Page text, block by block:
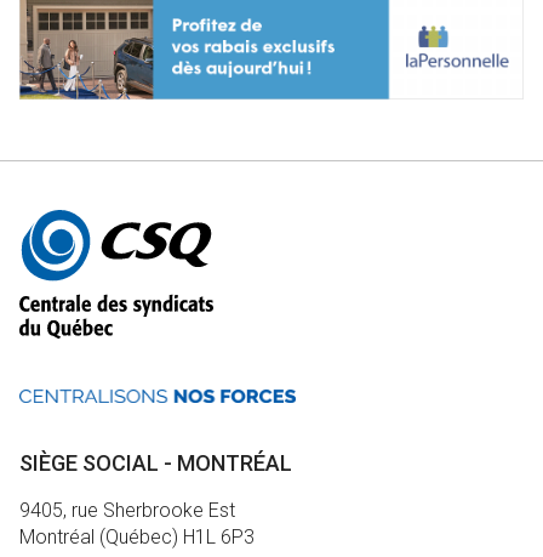
Autres
informations
SIÈGE SOCIAL - MONTRÉAL
9405, rue Sherbrooke Est
Montréal (Québec) H1L 6P3